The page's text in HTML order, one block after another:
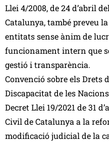
Llei 4/2008, de 24 d’abril
Catalunya, també preveu
entitats sense ànim de
funcionament intern que
gestió i transparència.
Convenció sobre els Drets
Discapacitat de les
Decret Llei 19/2021 de 31
Civil de Catalunya a la
modificació judicial de la